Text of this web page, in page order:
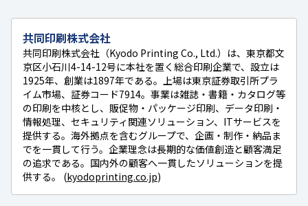
共同印刷株式会社
共同印刷株式会社（Kyodo Printing Co., Ltd.）は、東京都文
京区小石川4-14-12号に本社を置く総合印刷企業で、設立は
1925年、創業は1897年である。上場は東京証券取引所プラ
イム市場、証券コード7914。事業は雑誌・書籍・カタログ等
の印刷を中核とし、販促物・パッケージ印刷、データ印刷・
情報処理、セキュリティ関連ソリューション、ITサービスを
提供する。海外拠点を含むグループで、企画・制作・納品ま
でを一貫して行う。企業理念は長期的な価値創造と顧客満足
の追求である。国内外の顧客へ一貫したソリューションを提
供する。 (kyodoprinting.co.jp)